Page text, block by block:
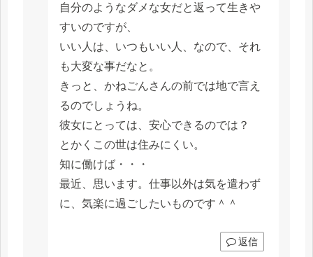
自分のようなダメな女だと返って生きや
すいのですが、
いい人は、いつもいい人、なので、それ
も大変な事だなと。
きっと、かねごんさんの前では地で言え
るのでしょうね。
彼女にとっては、安心できるのでは？
とかくこの世は住みにくい。
知に働けば・・・
最近、思います。仕事以外は気を遣わず
に、気楽に過ごしたいものです＾＾
返信